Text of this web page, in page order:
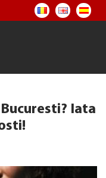
Iata